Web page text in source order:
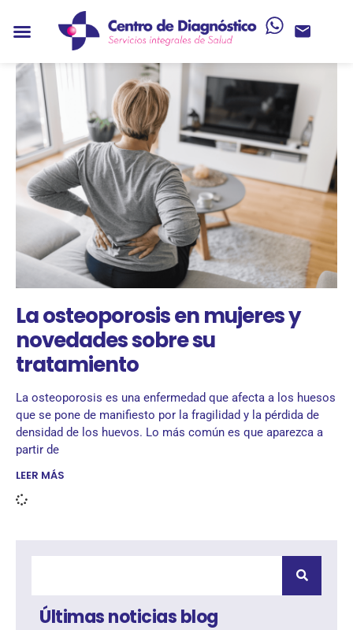
La osteoporosis en mujeres y
novedades sobre su
tratamiento
La osteoporosis es una enfermedad que afecta a los huesos
que se pone de manifiesto por la fragilidad y la pérdida de
densidad de los huevos. Lo más común es que aparezca a
partir de
LEER MÁS
Últimas noticias blog